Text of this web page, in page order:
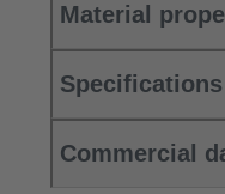
Material
Commercial